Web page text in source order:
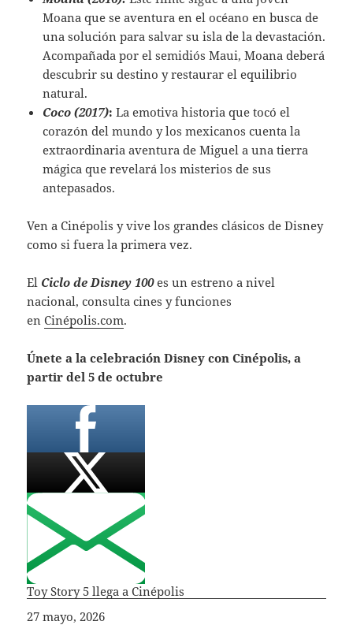
Moana que se aventura en el océano en busca de
una solución para salvar su isla de la devastación.
Acompañada por el semidiós Maui, Moana deberá
descubrir su destino y restaurar el equilibrio
natural.
Coco (2017): La emotiva historia que tocó el
corazón del mundo y los mexicanos cuenta la
extraordinaria aventura de Miguel a una tierra
mágica que revelará los misterios de sus
antepasados.
Ven a Cinépolis y vive los grandes clásicos de Disney
como si fuera la primera vez.
El Ciclo de Disney 100es un estreno a nivel
nacional, consulta cines y funciones
enCinépolis.com.
Únete a la celebración Disney con Cinépolis, a
partir del 5 de octubre
Toy Story 5 llega a Cinépolis
Fecha
27 mayo, 2026